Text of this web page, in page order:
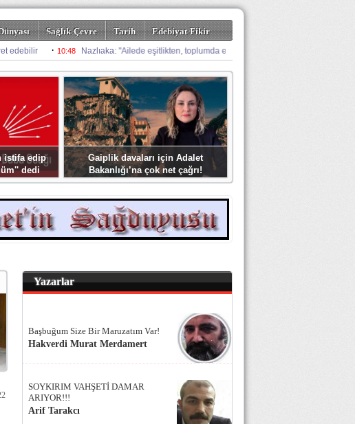
Sağlık-Çevre Tarih
Edebiyat-Fikir
istifa edip
dedi
Gaiplik davaları için Adalet
Bakanlığı’na çok net çağrı!
Yazarlar
Başbuğum Size Bir Maruzatım Var!
Hakverdi Murat Merdamert
SOYKIRIM VAHŞETİ DAMAR
ARIYOR!!!
Arif Tarakcı